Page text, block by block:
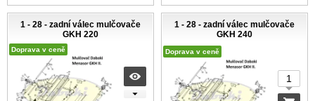
1 - 28 - zadní válec mulčovače
GKH 220
Doprava v ceně
1 - 28 - zadní válec mulčovače
GKH 240
Doprava v ceně